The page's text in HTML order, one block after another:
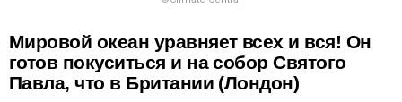
Мировой океан уравняет всех и вся! Он
готов покуситься и на собор Святого
Павла, что в Британии (Лондон)